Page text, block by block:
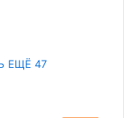
ЕЩЁ 47